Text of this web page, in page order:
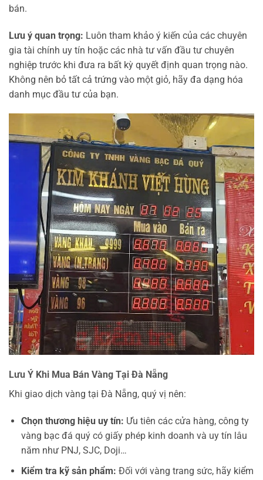
bán.
Lưu ý quan trọng: Luôn tham khảo ý kiến của các chuyên
gia tài chính uy tín hoặc các nhà tư vấn đầu tư chuyên
nghiệp trước khi đưa ra bất kỳ quyết định quan trọng nào.
Không nên bỏ tất cả trứng vào một giỏ, hãy đa dạng hóa
danh mục đầu tư của bạn.
Lưu Ý Khi Mua Bán Vàng Tại Đà Nẵng
Khi giao dịch vàng tại Đà Nẵng, quý vị nên:
Chọn thương hiệu uy tín: Ưu tiên các cửa hàng, công ty
vàng bạc đá quý có giấy phép kinh doanh và uy tín lâu
năm như PNJ, SJC, Doji…
Kiểm tra kỹ sản phẩm: Đối với vàng trang sức, hãy kiểm